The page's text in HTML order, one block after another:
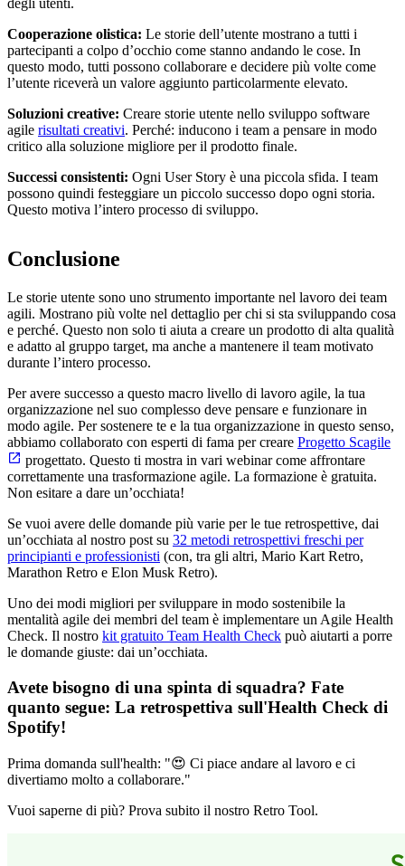
degli utenti.
Cooperazione olistica: Le storie dell’utente mostrano a tutti i
partecipanti a colpo d’occhio come stanno andando le cose. In
questo modo, tutti possono collaborare e decidere più volte come
l’utente riceverà un valore aggiunto particolarmente elevato.
Soluzioni creative: Creare storie utente nello sviluppo software
agile risultati creativi. Perché: inducono i team a pensare in modo
critico alla soluzione migliore per il prodotto finale.
Successi consistenti: Ogni User Story è una piccola sfida. I team
possono quindi festeggiare un piccolo successo dopo ogni storia.
Questo motiva l’intero processo di sviluppo.
Conclusione
Le storie utente sono uno strumento importante nel lavoro dei team
agili. Mostrano più volte nel dettaglio per chi si sta sviluppando cosa
e perché. Questo non solo ti aiuta a creare un prodotto di alta qualità
e adatto al gruppo target, ma anche a mantenere il team motivato
durante l’intero processo.
Per avere successo a questo macro livello di lavoro agile, la tua
organizzazione nel suo complesso deve pensare e funzionare in
modo agile. Per sostenere te e la tua organizzazione in questo senso,
abbiamo collaborato con esperti di fama per creare Progetto Scagile
progettato. Questo ti mostra in vari webinar come affrontare
correttamente una trasformazione agile. La formazione è gratuita.
Non esitare a dare un’occhiata!
Se vuoi avere delle domande più varie per le tue retrospettive, dai
un’occhiata al nostro post su 32 metodi retrospettivi freschi per
principianti e professionisti (con, tra gli altri, Mario Kart Retro,
Marathon Retro e Elon Musk Retro).
Uno dei modi migliori per sviluppare in modo sostenibile la
mentalità agile dei membri del team è implementare un Agile Health
Check. Il nostro kit gratuito Team Health Check può aiutarti a porre
le domande giuste: dai un’occhiata.
Avete bisogno di una spinta di squadra? Fate
quanto segue: La retrospettiva sull'Health Check di
Spotify!
Prima domanda sull'health: "😍 Ci piace andare al lavoro e ci
divertiamo molto a collaborare."
Vuoi saperne di più? Prova subito il nostro Retro Tool.